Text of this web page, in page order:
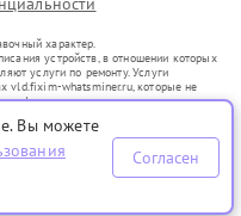
характер.
устройств, в отношении которых
услуги по ремонту. Услуги
vld.fixim-whatsminer.ru, которые не
официальными представителями.
в гражданский оборот в соответствии
услуг или введения
о предоставляемых услугах по
офертой, определяемой
Вы можете
Согласен